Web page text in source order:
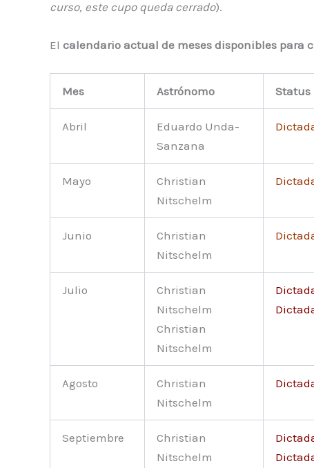
curso, este cupo queda cerrado).
El calendario actual de meses disponibles para
Mes Astrónomo Status
Abril
Eduardo Unda-
Sanzana
Mayo
Christian
Nitschelm
Junio
Christian
Nitschelm
Julio
Christian
Nitschelm
Christian
Nitschelm
Agosto
Christian
Nitschelm
Septiembre
Christian
Nitschelm